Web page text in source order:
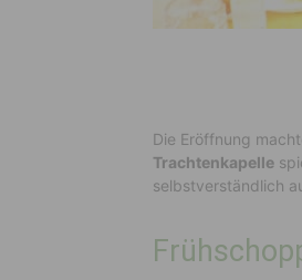
Die Eröffnung
Trachtenkapelle
selbstverständlich